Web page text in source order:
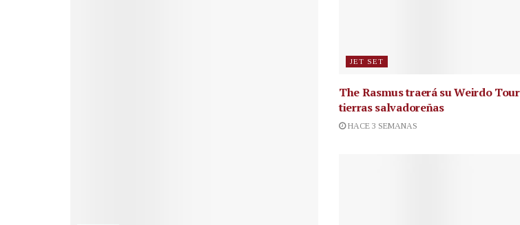
JET SET
The Rasmus traerá su Weirdo
tierras salvadoreñas
HACE 3 SEMANAS